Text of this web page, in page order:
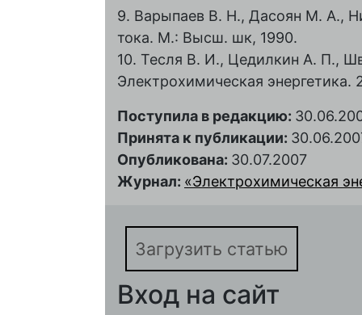
9. Варыпаев В. Н., Дасоян М. А.,
тока. М.: Высш. шк, 1990.
10. Тесля В. И., Цедилкин А. П.,
Электрохимическая
Поступила в редакцию:
Принята к публикации:
Опубликована: 30.07.2007
Журнал: «Электрохимическая
Загрузить статью
Вход на сайт